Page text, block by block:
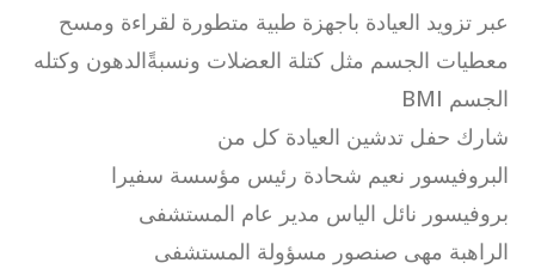
عبر تزويد العيادة باجهزة طبية متطورة لقراءة ومسح
معطيات الجسم مثل كتلة العضلات ونسبةًالدهون وكتله
الجسم BMI
شارك حفل تدشين العيادة كل من
البروفيسور نعيم شحادة رئيس مؤسسة سفيرا
بروفيسور نائل الياس مدير عام المستشفى
الراهبة مهى صنصور مسؤولة المستشفى